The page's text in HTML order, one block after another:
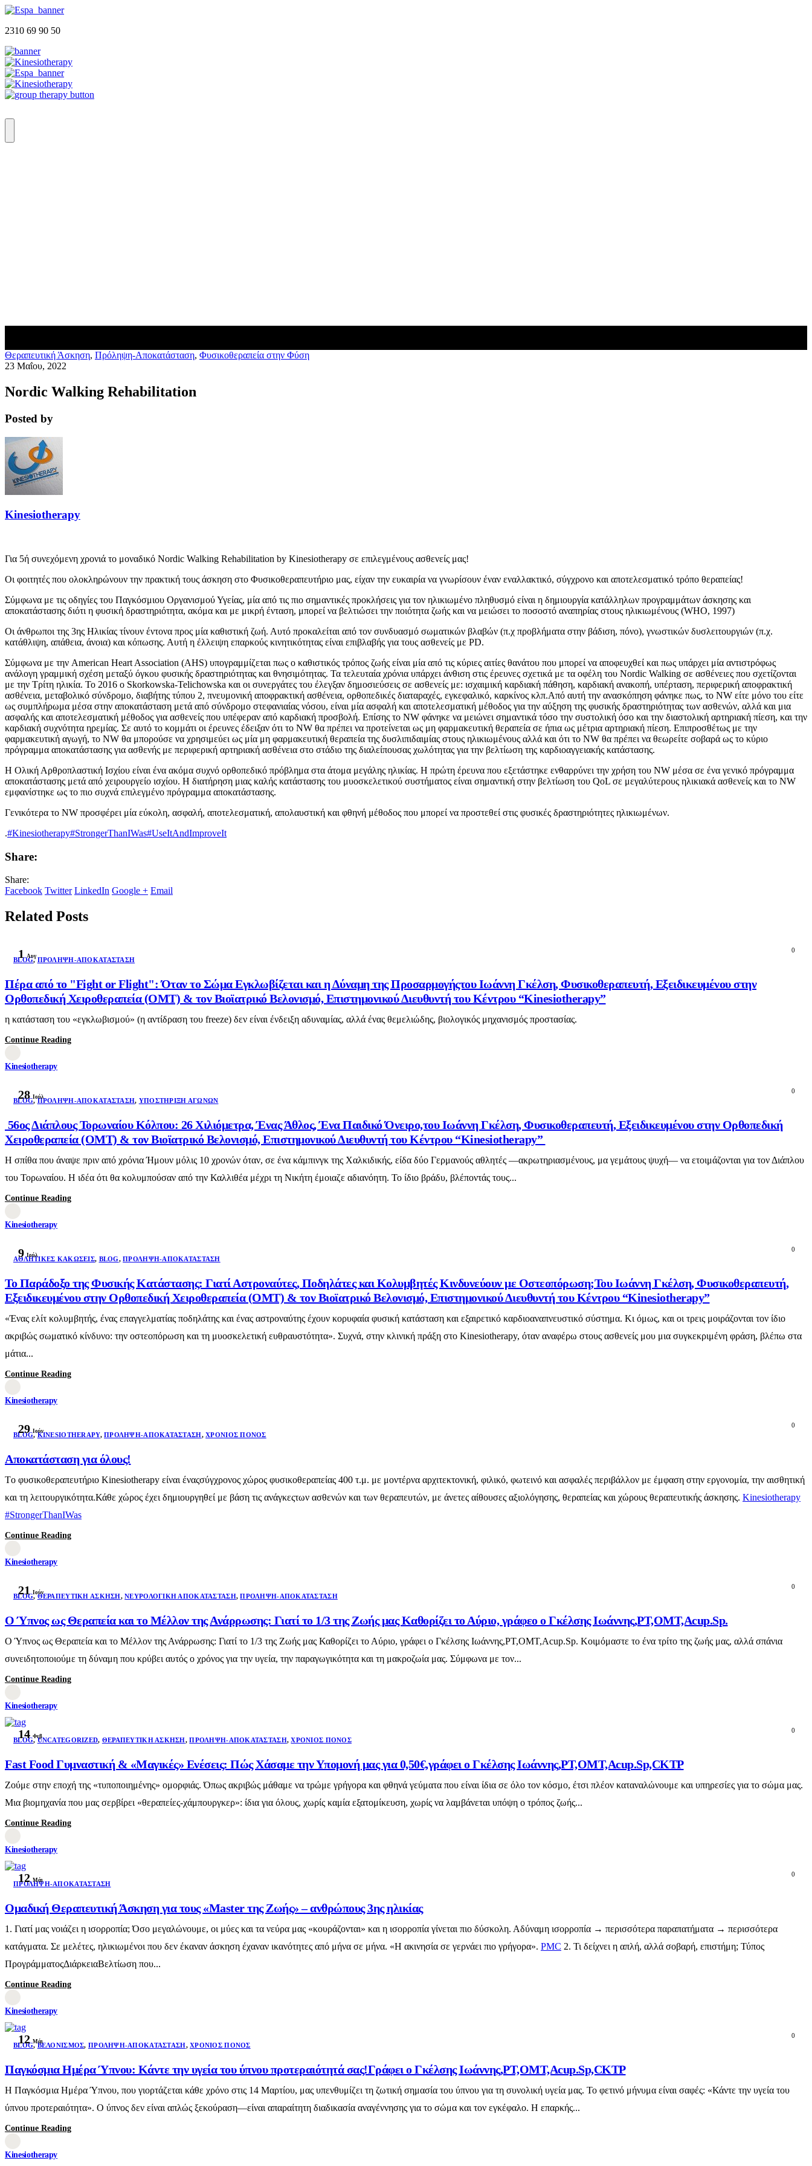
2310 69 90 50
Θεραπευτική Άσκηση, Πρόληψη-Αποκατάσταση, Φυσικοθεραπεία στην Φύση
23 Μαΐου, 2022
Nordic Walking Rehabilitation
Posted by
Kinesiotherapy
Για 5ή συνεχόμενη χρονιά το μοναδικό Nordic Walking Rehabilitation by Kinesiotherapy σε επιλεγμένους ασθενείς μας!
Οι φοιτητές που ολοκληρώνουν την πρακτική τους άσκηση στο Φυσικοθεραπευτήριο μας, είχαν την ευκαιρία να γνωρίσουν έναν εναλλακτικό, σύγχρονο και αποτελεσματικό τρόπο θεραπείας!
Σύμφωνα με τις οδηγίες του Παγκόσμιου Οργανισμού Υγείας, μία από τις πιο σημαντικές προκλήσεις για τον ηλικιωμένο πληθυσμό είναι η δημιουργία κατάλληλων προγραμμάτων άσκησης και
αποκατάστασης διότι η φυσική δραστηριότητα, ακόμα και με μικρή ένταση, μπορεί να βελτιώσει την ποιότητα ζωής και να μειώσει το ποσοστό αναπηρίας στους ηλικιωμένους (WHO, 1997)
Oι άνθρωποι της 3ης Ηλικίας τίνουν έντονα προς μία καθιστική ζωή. Αυτό προκαλείται από τον συνδυασμό σωματικών βλαβών (π.χ προβλήματα στην βάδιση, πόνο), γνωστικών δυσλειτουργιών (π.χ.
κατάθλιψη, απάθεια, άνοια) και κόπωσης. Αυτή η έλλειψη επαρκούς κινητικότητας είναι επιβλαβής για τους ασθενείς με PD.
Σύμφωνα με την American Heart Association (AHS) υπογραμμίζεται πως ο καθιστικός τρόπος ζωής είναι μία από τις κύριες αιτίες θανάτου που μπορεί να αποφευχθεί και πως υπάρχει μία αντιστρόφως
ανάλογη γραμμική σχέση μεταξύ όγκου φυσικής δραστηριότητας και θνησιμότητας. Τα τελευταία χρόνια υπάρχει άνθιση στις έρευνες σχετικά με τα οφέλη του Nordic Walking σε ασθένειες που σχετίζονται
με την Τρίτη ηλικία. Το 2016 ο Skorkowska-Telichowska και οι συνεργάτες του έλεγξαν δημοσιεύσεις σε ασθενείς με: ισχαιμική καρδιακή πάθηση, καρδιακή ανακοπή, υπέρταση, περιφερική αποφρακτική
ασθένεια, μεταβολικό σύνδρομο, διαβήτης τύπου 2, πνευμονική αποφρακτική ασθένεια, ορθοπεδικές διαταραχές, εγκεφαλικό, καρκίνος κλπ.Από αυτή την ανασκόπηση φάνηκε πως, το NW είτε μόνο του είτε
ως συμπλήρωμα μέσα στην αποκατάσταση μετά από σύνδρομο στεφανιαίας νόσου, είναι μία ασφαλή και αποτελεσματική μέθοδος για την αύξηση της φυσικής δραστηριότητας των ασθενών, αλλά και μια
ασφαλής και αποτελεσματική μέθοδος για ασθενείς που υπέφεραν από καρδιακή προσβολή. Επίσης το ΝW φάνηκε να μειώνει σημαντικά τόσο την συστολική όσο και την διαστολική αρτηριακή πίεση, και την
καρδιακή συχνότητα ηρεμίας. Σε αυτό το κομμάτι οι έρευνες έδειξαν ότι το ΝW θα πρέπει να προτείνεται ως μη φαρμακευτική θεραπεία σε ήπια ως μέτρια αρτηριακή πίεση. Επιπροσθέτως με την
φαρμακευτική αγωγή, το ΝW θα μπορούσε να χρησιμεύει ως μία μη φαρμακευτική θεραπεία της δυσλιπιδαιμίας στους ηλικιωμένους αλλά και ότι το ΝW θα πρέπει να θεωρείτε σοβαρά ως το κύριο
πρόγραμμα αποκατάστασης για ασθενής με περιφερική αρτηριακή ασθένεια στο στάδιο της διαλείπουσας χωλότητας για την βελτίωση της καρδιοαγγειακής κατάστασης.
Η Ολική Αρθροπλαστική Ισχίου είναι ένα ακόμα συχνό ορθοπεδικό πρόβλημα στα άτομα μεγάλης ηλικίας. Η πρώτη έρευνα που εξετάστηκε ενθαρρύνει την χρήση του NW μέσα σε ένα γενικό πρόγραμμα
αποκατάστασης μετά από χειρουργείο ισχίου. Η διατήρηση μιας καλής κατάστασης του μυοσκελετικού συστήματος είναι σημαντική στην βελτίωση του QoL σε μεγαλύτερους ηλικιακά ασθενείς και το NW
εμφανίστηκε ως το πιο συχνά επιλεγμένο πρόγραμμα αποκατάστασης.
Γενικότερα το NW προσφέρει μία εύκολη, ασφαλή, αποτελεσματική, απολαυστική και φθηνή μέθοδος που μπορεί να προστεθεί στις φυσικές δραστηριότητες ηλικιωμένων.
.#Kinesiotherapy#StrongerThanIWas#UseItAndImproveIt
Share:
Share:
Facebook Twitter LinkedIn Google + Email
Related Posts
1 Αυγ
0
BLOG, ΠΡΌΛΗΨΗ-ΑΠΟΚΑΤΆΣΤΑΣΗ
Πέρα από το "Fight or Flight": Όταν το Σώμα Εγκλωβίζεται και η Δύναμη της Προσαρμογήςτου Ιωάννη Γκέλση, Φυσικοθεραπευτή, Εξειδικευμένου στην
Ορθοπεδική Χειροθεραπεία (OMT) & τον Βιοϊατρικό Βελονισμό, Επιστημονικού Διευθυντή του Κέντρου “Kinesiotherapy”
η κατάσταση του «εγκλωβισμού» (η αντίδραση του freeze) δεν είναι ένδειξη αδυναμίας, αλλά ένας θεμελιώδης, βιολογικός μηχανισμός προστασίας.
Continue Reading
Kinesiotherapy
28 Ιούλ
0
BLOG,ΠΡΌΛΗΨΗ-ΑΠΟΚΑΤΆΣΤΑΣΗ, ΥΠΟΣΤΉΡΙΞΗ ΑΓΏΝΩΝ
56ος Διάπλους Τορωναίου Κόλπου: 26 Χιλιόμετρα, Ένας Άθλος, Ένα Παιδικό Όνειρο,του Ιωάννη Γκέλση, Φυσικοθεραπευτή, Εξειδικευμένου στην Ορθοπεδική
Χειροθεραπεία (OMT) & τον Βιοϊατρικό Βελονισμό, Επιστημονικού Διευθυντή του Κέντρου “Kinesiotherapy”
Η σπίθα που άναψε πριν από χρόνια Ήμουν μόλις 10 χρονών όταν, σε ένα κάμπινγκ της Χαλκιδικής, είδα δύο Γερμανούς αθλητές —ακρωτηριασμένους, μα γεμάτους ψυχή— να ετοιμάζονται για τον Διάπλου
του Τορωναίου. Η ιδέα ότι θα κολυμπούσαν από την Καλλιθέα μέχρι τη Νικήτη έμοιαζε αδιανόητη. Το ίδιο βράδυ, βλέποντάς τους...
Continue Reading
Kinesiotherapy
9 Ιούλ
0
AΘΛΗΤΙΚΈΣ ΚΑΚΏΣΕΙΣ, BLOG,ΠΡΌΛΗΨΗ-ΑΠΟΚΑΤΆΣΤΑΣΗ
Το Παράδοξο της Φυσικής Κατάστασης: Γιατί Αστροναύτες, Ποδηλάτες και Κολυμβητές Κινδυνεύουν με Οστεοπόρωση;Του Ιωάννη Γκέλση, Φυσικοθεραπευτή,
Εξειδικευμένου στην Ορθοπεδική Χειροθεραπεία (OMT) & τον Βιοϊατρικό Βελονισμό, Επιστημονικού Διευθυντή του Κέντρου “Kinesiotherapy”
«Ένας ελίτ κολυμβητής, ένας επαγγελματίας ποδηλάτης και ένας αστροναύτης έχουν κορυφαία φυσική κατάσταση και εξαιρετικό καρδιοαναπνευστικό σύστημα. Κι όμως, και οι τρεις μοιράζονται τον ίδιο
ακριβώς σωματικό κίνδυνο: την οστεοπόρωση και τη μυοσκελετική ευθραυστότητα». Συχνά, στην κλινική πράξη στο Kinesiotherapy, όταν αναφέρω στους ασθενείς μου μια συγκεκριμένη φράση, βλέπω στα
μάτια...
Continue Reading
Kinesiotherapy
29 Ιούν
0
BLOG,KINESIOTHERAPY,ΠΡΌΛΗΨΗ-ΑΠΟΚΑΤΆΣΤΑΣΗ,ΧΡΌΝΙΟΣ ΠΌΝΟΣ
Αποκατάσταση για όλους!
Τo φυσικοθεραπευτήριο Kinesiotherapy είναι έναςσύγχρονος χώρος φυσικοθεραπείας 400 τ.μ. με μοντέρνα αρχιτεκτονική, φιλικό, φωτεινό και ασφαλές περιβάλλον με έμφαση στην εργονομία, την αισθητική
και τη λειτουργικότητα.Κάθε χώρος έχει δημιουργηθεί με βάση τις ανάγκεςτων ασθενών και των θεραπευτών, με άνετες αίθουσες αξιολόγησης, θεραπείας και χώρους θεραπευτικής άσκησης. Kinesiotherapy
#StrongerThanIWas
Continue Reading
Kinesiotherapy
21 Ιούν
0
BLOG,ΘΕΡΑΠΕΥΤΙΚΉ ΆΣΚΗΣΗ,ΝΕΥΡΟΛΟΓΙΚΉ ΑΠΟΚΑΤΆΣΤΑΣΗ,ΠΡΌΛΗΨΗ-ΑΠΟΚΑΤΆΣΤΑΣΗ
Ο Ύπνος ως Θεραπεία και το Μέλλον της Ανάρρωσης: Γιατί το 1/3 της Ζωής μας Καθορίζει το Αύριο, γράφεο ο Γκέλσης Ιωάννης,PT,OMT,Acup.Sp.
Ο Ύπνος ως Θεραπεία και το Μέλλον της Ανάρρωσης: Γιατί το 1/3 της Ζωής μας Καθορίζει το Αύριο, γράφει ο Γκέλσης Ιωάννης,PT,OMT,Acup.Sp. Κοιμόμαστε το ένα τρίτο της ζωής μας, αλλά σπάνια
συνειδητοποιούμε τη δύναμη που κρύβει αυτός ο χρόνος για την υγεία, την παραγωγικότητα και τη μακροζωία μας. Σύμφωνα με τον...
Continue Reading
Kinesiotherapy
14 Φεβ
0
BLOG,UNCATEGORIZED, ΘΕΡΑΠΕΥΤΙΚΉ ΆΣΚΗΣΗ,ΠΡΌΛΗΨΗ-ΑΠΟΚΑΤΆΣΤΑΣΗ,ΧΡΌΝΙΟΣ ΠΌΝΟΣ
Fast Food Γυμναστική & «Μαγικές» Ενέσεις: Πώς Χάσαμε την Υπομονή μας για 0,50€,γράφει ο Γκέλσης Ιωάννης,PT,OMT,Acup.Sp,CKTP
Ζούμε στην εποχή της «τυποποιημένης» ομορφιάς. Όπως ακριβώς μάθαμε να τρώμε γρήγορα και φθηνά γεύματα που είναι ίδια σε όλο τον κόσμο, έτσι πλέον καταναλώνουμε και υπηρεσίες για το σώμα μας.
Μια βιομηχανία που μας σερβίρει «θεραπείες-χάμπουργκερ»: ίδια για όλους, χωρίς καμία εξατομίκευση, χωρίς να λαμβάνεται υπόψη ο τρόπος ζωής...
Continue Reading
Kinesiotherapy
12 Μάι
0
ΠΡΌΛΗΨΗ-ΑΠΟΚΑΤΆΣΤΑΣΗ
Ομαδική Θεραπευτική Άσκηση για τους «Master της Ζωής» – ανθρώπους 3ης ηλικίας
1. Γιατί μας νοιάζει η ισορροπία; Όσο μεγαλώνουμε, οι μύες και τα νεύρα μας «κουράζονται» και η ισορροπία γίνεται πιο δύσκολη. Αδύναμη ισορροπία → περισσότερα παραπατήματα → περισσότερα
κατάγματα. Σε μελέτες, ηλικιωμένοι που δεν έκαναν άσκηση έχαναν ικανότητες από μήνα σε μήνα. «Η ακινησία σε γερνάει πιο γρήγορα». PMC 2. Τι δείχνει η απλή, αλλά σοβαρή, επιστήμη; Τύπος
ΠρογράμματοςΔιάρκειαΒελτίωση που...
Continue Reading
Kinesiotherapy
12 Μάι
0
BLOG,ΒΕΛΟΝΙΣΜΌΣ, ΠΡΌΛΗΨΗ-ΑΠΟΚΑΤΆΣΤΑΣΗ,ΧΡΌΝΙΟΣ ΠΌΝΟΣ
Παγκόσμια Ημέρα Ύπνου: Κάντε την υγεία του ύπνου προτεραιότητά σας!Γράφει ο Γκέλσης Ιωάννης,PT,OMT,Acup.Sp,CKTP
Η Παγκόσμια Ημέρα Ύπνου, που γιορτάζεται κάθε χρόνο στις 14 Μαρτίου, μας υπενθυμίζει τη ζωτική σημασία του ύπνου για τη συνολική υγεία μας. Το φετινό μήνυμα είναι σαφές: «Κάντε την υγεία του
ύπνου προτεραιότητα». Ο ύπνος δεν είναι απλώς ξεκούραση—είναι απαραίτητη διαδικασία αναγέννησης για το σώμα και τον εγκέφαλο. Η επαρκής...
Continue Reading
Kinesiotherapy